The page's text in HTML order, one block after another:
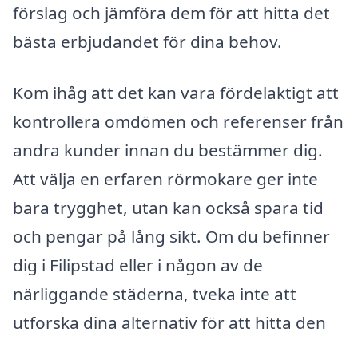
förslag och jämföra dem för att hitta det
bästa erbjudandet för dina behov.
Kom ihåg att det kan vara fördelaktigt att
kontrollera omdömen och referenser från
andra kunder innan du bestämmer dig.
Att välja en erfaren rörmokare ger inte
bara trygghet, utan kan också spara tid
och pengar på lång sikt. Om du befinner
dig i Filipstad eller i någon av de
närliggande städerna, tveka inte att
utforska dina alternativ för att hitta den